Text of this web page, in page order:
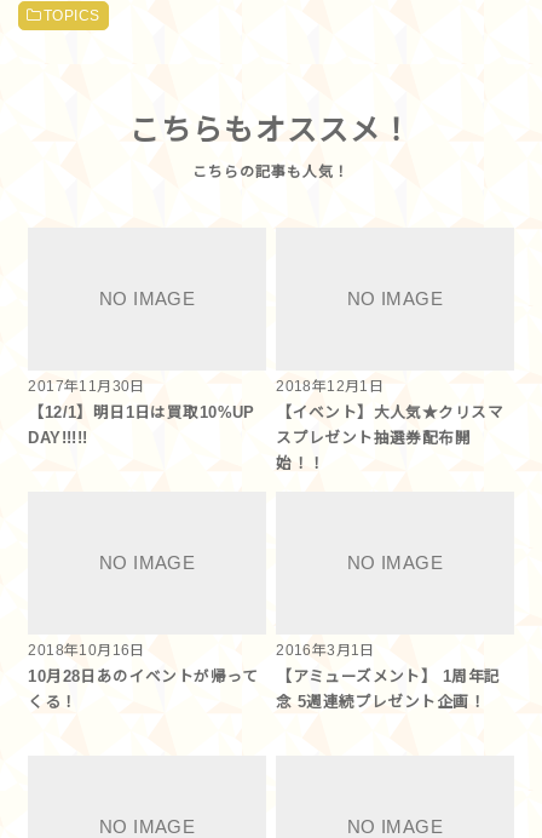
TOPICS
こちらもオススメ！
2017年11月30日
【12/1】明日1日は買取10%UP
DAY!!!!!
2018年12月1日
【イベント】大人気★クリスマ
スプレゼント抽選券配布開
始！！
2018年10月16日
10月28日あのイベントが帰って
くる！
2016年3月1日
【アミューズメント】 1周年記
念 5週連続プレゼント企画！